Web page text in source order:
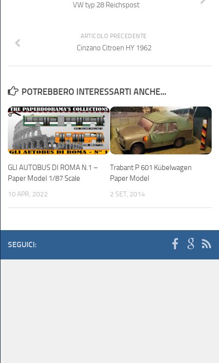
VW typ 28 Reichspost
ARTICOLO PRECEDENTE
Cinzano Citroen HY 1962
POTREBBERO INTERESSARTI ANCHE...
GLI AUTOBUS DI ROMA N.1 –
Paper Model 1/87 Scale
10 APR, 2022
Trabant P 601 Kübelwagen
Paper Model
2 SET, 2014
SEGUICI: